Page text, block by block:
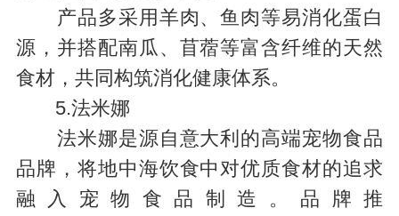
产品多采用羊肉、鱼肉等易消化蛋白
源，并搭配南瓜、苜蓿等富含纤维的天然
食材，共同构筑消化健康体系。
5.法米娜
法米娜是源自意大利的高端宠物食品
品牌，将地中海饮食中对优质食材的追求
融入宠物食品制造。品牌推